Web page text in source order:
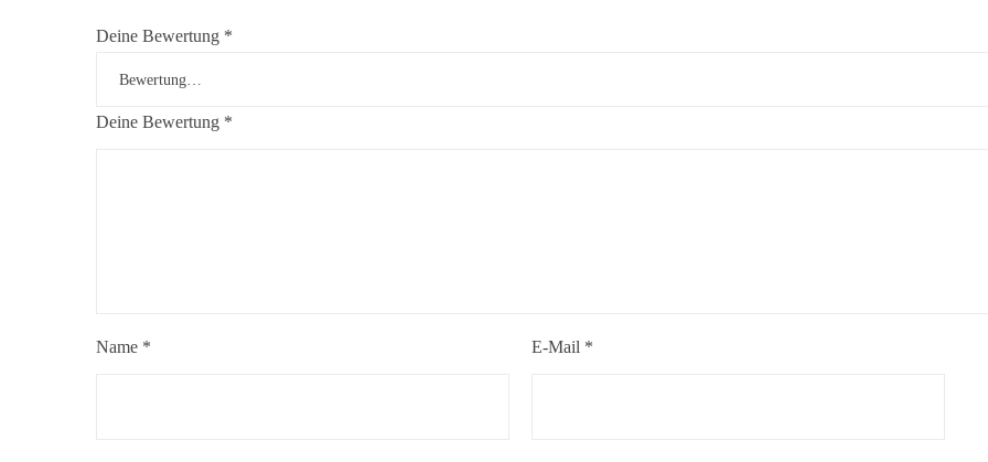
Deine Bewertung *
Deine Bewertung *
Name * E-Mail *